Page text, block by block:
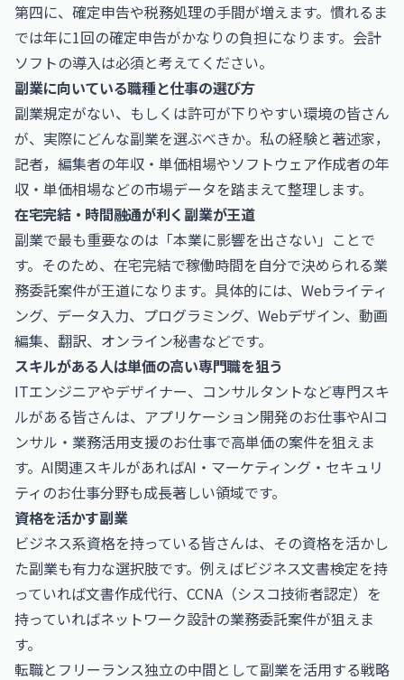
第四に、確定申告や税務処理の手間が増えます。慣れるま
では年に1回の確定申告がかなりの負担になります。会計
ソフトの導入は必須と考えてください。
副業に向いている職種と仕事の選び方
副業規定がない、もしくは許可が下りやすい環境の皆さん
が、実際にどんな副業を選ぶべきか。私の経験と著述家，
記者，編集者の年収・単価相場やソフトウェア作成者の年
収・単価相場などの市場データを踏まえて整理します。
在宅完結・時間融通が利く副業が王道
副業で最も重要なのは「本業に影響を出さない」ことで
す。そのため、在宅完結で稼働時間を自分で決められる業
務委託案件が王道になります。具体的には、Webライティ
ング、データ入力、プログラミング、Webデザイン、動画
編集、翻訳、オンライン秘書などです。
スキルがある人は単価の高い専門職を狙う
ITエンジニアやデザイナー、コンサルタントなど専門スキ
ルがある皆さんは、 アプリケーション開発のお仕事やAIコ
ンサル・業務活用支援のお仕事で高単価の案件を狙えま
す。AI関連スキルがあればAI・マーケティング・セキュリ
ティのお仕事分野も成長著しい領域です。
資格を活かす副業
ビジネス系資格を持っている皆さんは、その資格を活かし
た副業も有力な選択肢です。例えばビジネス文書検定を持
っていれば文書作成代行、 CCNA（シスコ技術者認定） を
持っていればネットワーク設計の業務委託案件が狙えま
す。
転職とフリーランス独立の中間として副業を活用する戦略